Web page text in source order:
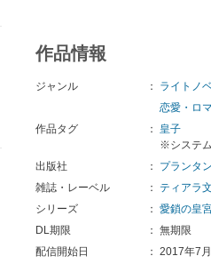
作品情報
ジャンル ：
ライトノ
恋愛・ロ
作品タグ
：
皇子
※システ
出版社
：
プランタ
雑誌・レーベル
： ティアラ
シリーズ
： 愛鎖の皇
DL期限
： 無期限
配信開始日
： 2017年7